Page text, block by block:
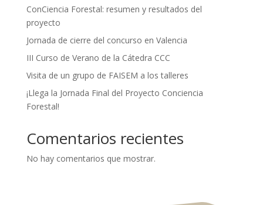
ConCiencia Forestal: resumen y resultados del
proyecto
Jornada de cierre del concurso en Valencia
III Curso de Verano de la Cátedra CCC
Visita de un grupo de FAISEM a los talleres
¡Llega la Jornada Final del Proyecto Conciencia
Forestal!
Comentarios recientes
No hay comentarios que mostrar.